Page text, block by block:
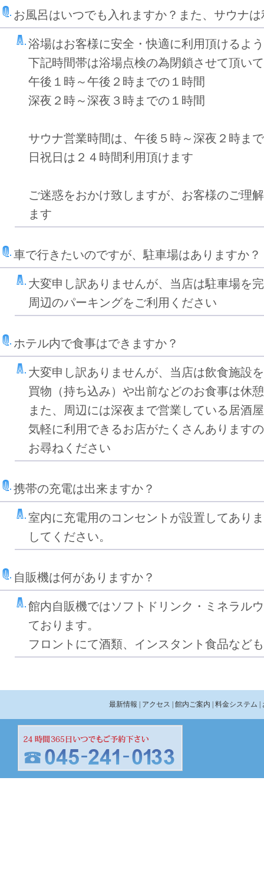
お風呂はいつでも入れますか？また、サウナ
浴場はお客様に安全・快適に利用頂けるよ
下記時間帯は浴場点検の為閉鎖させて頂い
午後１時～午後２時までの１時間
深夜２時～深夜３時までの１時間
サウナ営業時間は、午後５時～深夜２時ま
日祝日は２４時間利用頂けます
ご迷惑をおかけ致しますが、お客様のご理
ます
車で行きたいのですが、駐車場はありますか？
大変申し訳ありませんが、当店は駐車場を
周辺のパーキングをご利用ください
ホテル内で食事はできますか？
大変申し訳ありませんが、当店は飲食施設
買物（持ち込み）や出前などのお食事は休
また、周辺には深夜まで営業している居酒
気軽に利用できるお店がたくさんあります
お尋ねください
携帯の充電は出来ますか？
室内に充電用のコンセントが設置してあり
してください。
自販機は何がありますか？
館内自販機ではソフトドリンク・ミネラル
ております。
フロントにて酒類、インスタント食品など
最新情報 | アクセス | 館内ご案内 | 料金システム